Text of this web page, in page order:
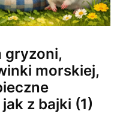
gryzoni,
morskiej,
z bajki (1)